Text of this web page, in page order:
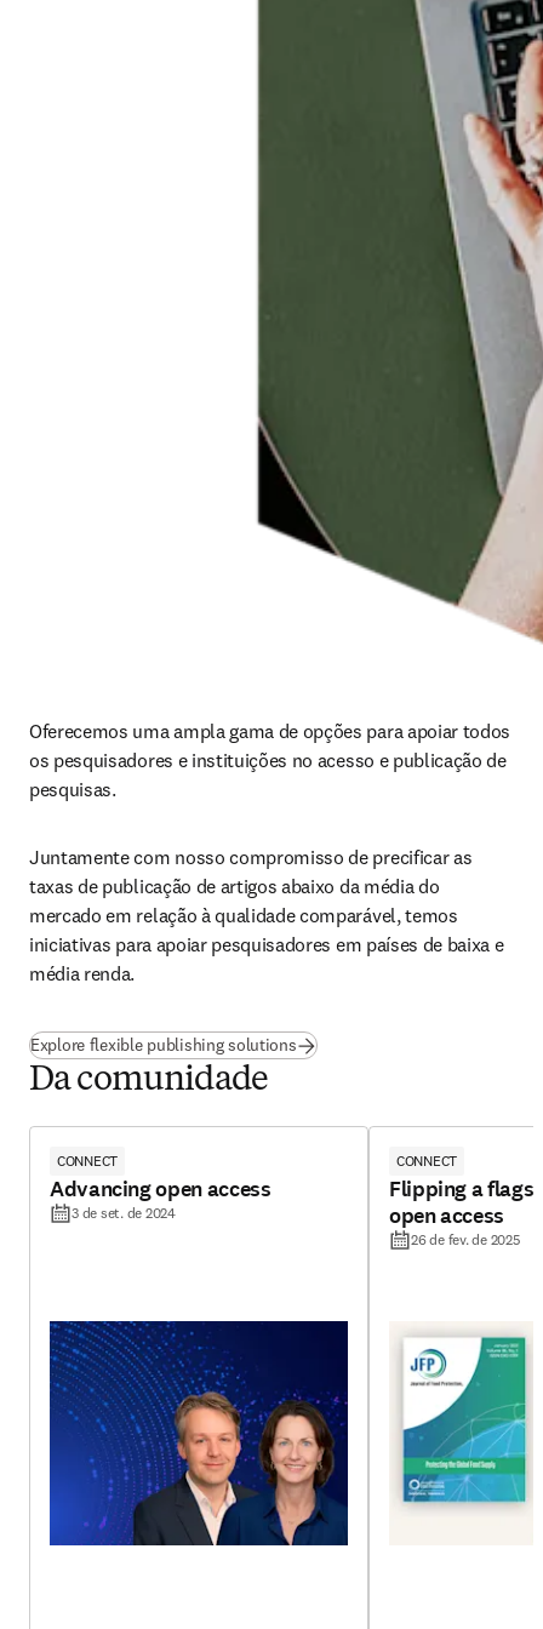
Oferecemos uma ampla gama de opções para apoiar todos
os pesquisadores e instituições no acesso e publicação de
pesquisas.
Juntamente com nosso compromisso de precificar as
taxas de publicação de artigos abaixo da média do
mercado em relação à qualidade comparável, temos
iniciativas para apoiar pesquisadores em países de baixa e
média renda.
Explore flexible publishing solutions
Da comunidade
CONNECT
Advancing open access
3 de set. de 2024
CONNECT
Flipping a
open access
26 de fev. de 2025